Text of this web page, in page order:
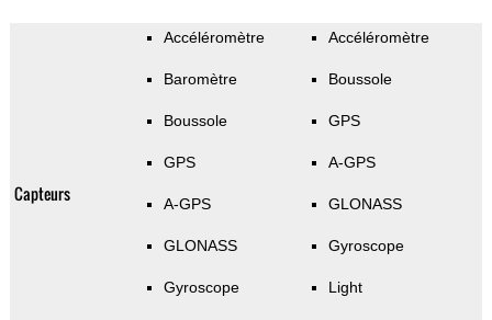
Capteurs
Accéléromètre
Baromètre
Boussole
GPS
A-GPS
GLONASS
Gyroscope
Accéléromètre
Boussole
GPS
A-GPS
GLONASS
Gyroscope
Light